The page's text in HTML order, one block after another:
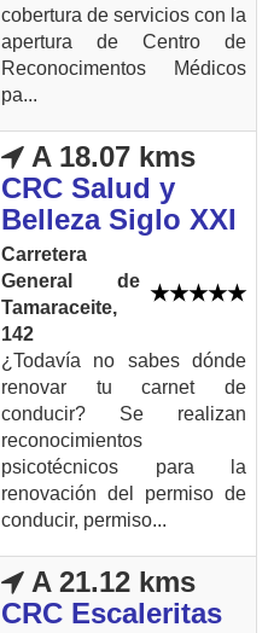
cobertura de servicios con la
apertura de Centro de
Reconocimentos Médicos
pa...
A 18.07 kms
CRC Salud y
Belleza Siglo XXI
Carretera
General de
Tamaraceite,
142
¿Todavía no sabes dónde
renovar tu carnet de
conducir? Se realizan
reconocimientos
psicotécnicos para la
renovación del permiso de
conducir, permiso...
A 21.12 kms
CRC Escaleritas